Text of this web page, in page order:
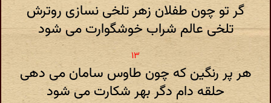
گر تو چون طفلان زهر تلخی نسازی روترش
تلخی عالم شراب خوشگوارت می شود
هر پر رنگین که چون طاوس سامان می دهی
حلقه دام دگر بهر شکارت می شود